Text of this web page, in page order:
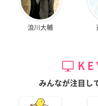
浪川大輔
みんなが注目し